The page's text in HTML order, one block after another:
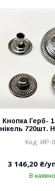
Кнопка Герб-
нікель 720шт.
ИР-
3 146,20 ₴/
В